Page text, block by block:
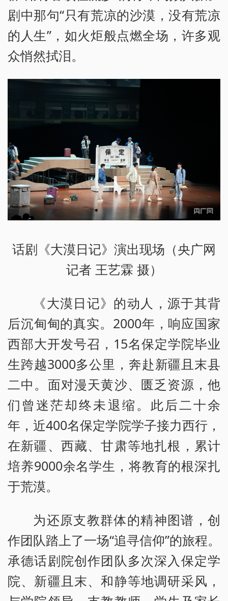
剧中那句“只有荒凉的沙漠，没有荒凉
的人生”，如火炬般点燃全场，许多观
众悄然拭泪。
话剧《大漠日记》演出现场（央广网
记者 王艺霖 摄）
《大漠日记》的动人，源于其背
后沉甸甸的真实。2000年，响应国家
西部大开发号召，15名保定学院毕业
生跨越3000多公里，奔赴新疆且末县
二中。面对漫天黄沙、匮乏资源，他
们曾迷茫却终未退缩。此后二十余
年，近400名保定学院学子接力西行，
在新疆、西藏、甘肃等地扎根，累计
培养9000余名学生，将教育的根深扎
于荒漠。
为还原支教群体的精神图谱，创
作团队踏上了一场“追寻信仰”的旅程。
承德话剧院创作团队多次深入保定学
院、新疆且末、和静等地调研采风，